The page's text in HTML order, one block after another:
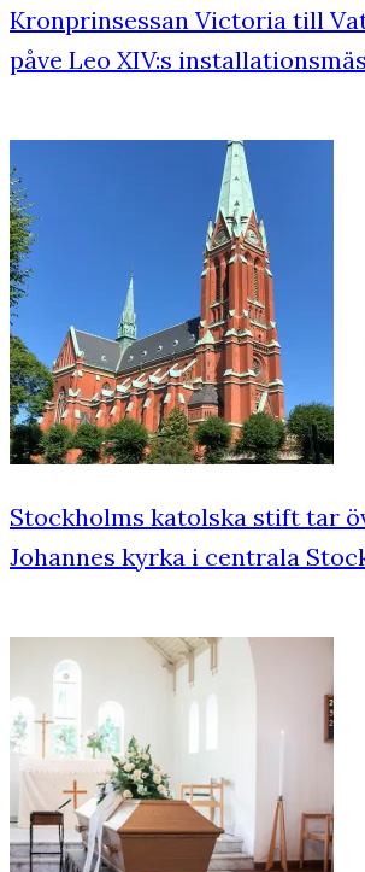
Kronprinsessan Victoria till
påve Leo XIV:s
Stockholms katolska stift tar
Johannes kyrka i centrala